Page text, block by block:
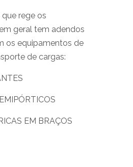
rege os
geral tem adendos
os equipamentos de
de cargas:
EM BRAÇOS